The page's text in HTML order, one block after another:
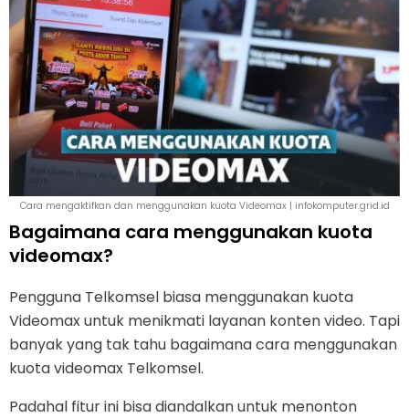
Cara mengaktifkan dan menggunakan kuota Videomax | infokomputer.grid.id
Bagaimana cara menggunakan kuota
videomax?
Pengguna Telkomsel biasa menggunakan kuota
Videomax untuk menikmati layanan konten video. Tapi
banyak yang tak tahu bagaimana cara menggunakan
kuota videomax Telkomsel.
Padahal fitur ini bisa diandalkan untuk menonton